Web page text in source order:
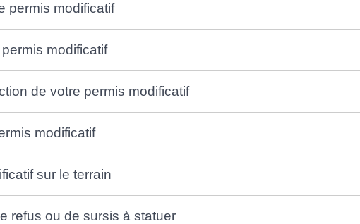
permis modificatif
modificatif
de votre permis modificatif
modificatif
sur le terrain
refus ou de sursis à statuer